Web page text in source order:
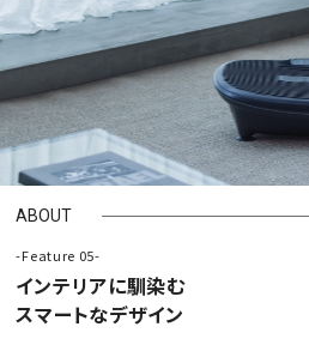
-Feature 05-
インテリアに馴染む
スマートなデザイン
ABOUT